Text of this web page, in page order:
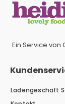
Ein Service von
Ladengeschäft